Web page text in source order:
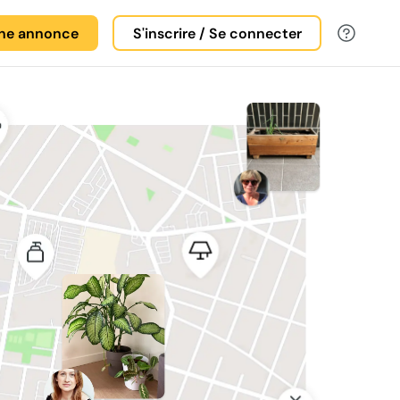
annonce S'inscrire / Se connecter